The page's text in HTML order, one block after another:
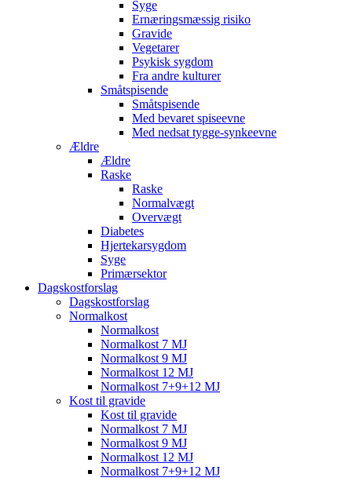
Syge
Ernæringsmæssig risiko
Gravide
Vegetarer
Psykisk sygdom
Fra andre kulturer
Småtspisende
Småtspisende
Med bevaret spiseevne
Med nedsat tygge-synkeevne
Ældre
Ældre
Raske
Raske
Normalvægt
Overvægt
Diabetes
Hjertekarsygdom
Syge
Primærsektor
Dagskostforslag
Dagskostforslag
Normalkost
Normalkost
Normalkost 7 MJ
Normalkost 9 MJ
Normalkost 12 MJ
Normalkost 7+9+12 MJ
Kost til gravide
Kost til gravide
Normalkost 7 MJ
Normalkost 9 MJ
Normalkost 12 MJ
Normalkost 7+9+12 MJ